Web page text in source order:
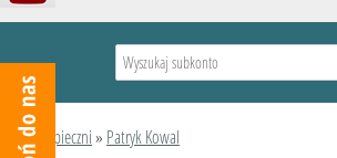
Podopieczni» Patryk Kowal